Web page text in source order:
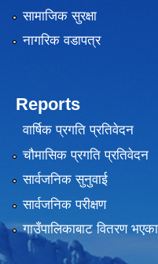
सामाजिक सुरक्षा
नागरिक वडापत्र
Reports
वार्षिक प्रगति प्रतिवेदन
चौमासिक प्रगति प्रतिवेदन
सार्वजनिक सुनुवाई
सार्वजनिक परीक्षण
गाउँपालिकाबाट वितरण